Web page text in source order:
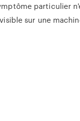
particulier
sur une